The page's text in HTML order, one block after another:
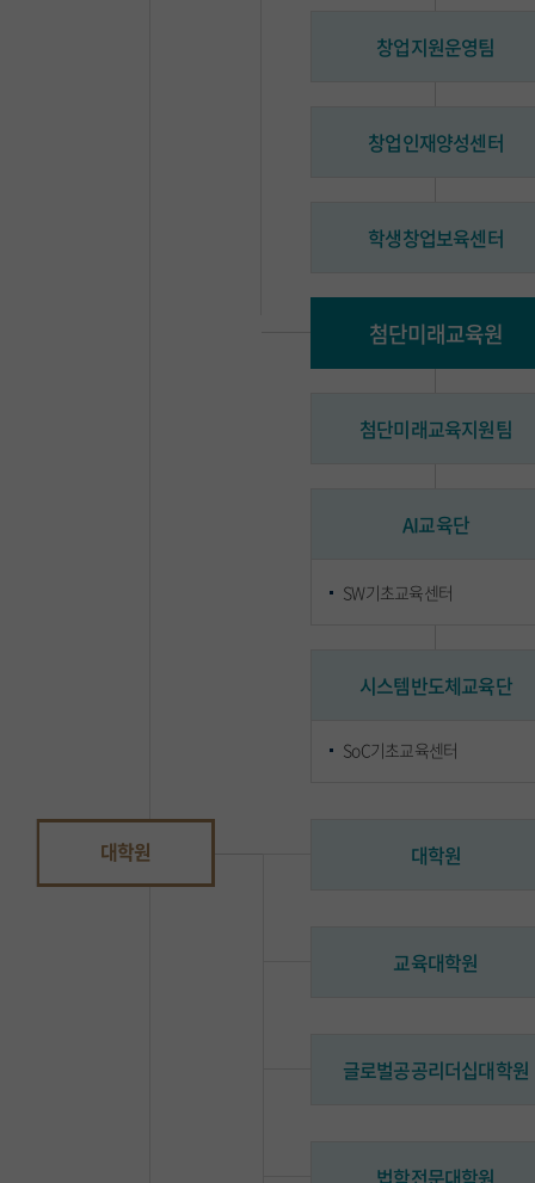
창업지원운영팀
창업인재양성센터
학생창업보육센터
첨단미래교육원
첨단미래교육지원팀
AI교육단
SW기초교육센터
시스템반도체교육단
SoC기초교육센터
대학원 대학원
교육대학원
글로벌공공리더십대학원
법학전문대학원